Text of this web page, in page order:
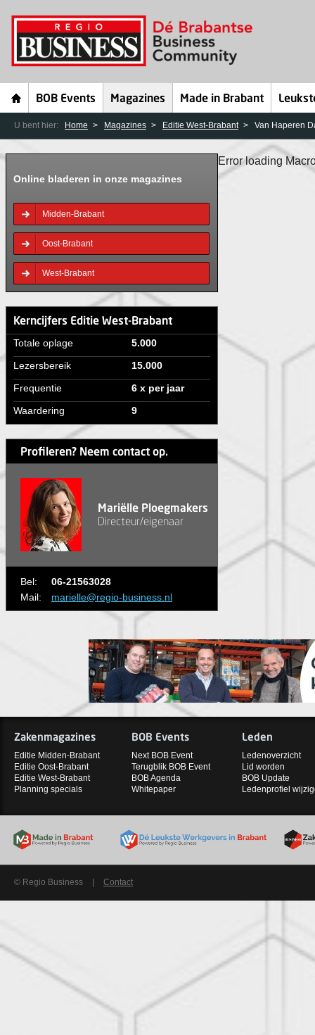
BOB Events Magazines Made in Brabant
U bent hier: Home Magazines Editie West-Brabant Van Haperen
Error loading
Online bladeren in onze magazines
Midden-Brabant
Oost-Brabant
West-Brabant
Kerncijfers Editie West-Brabant
Totale oplage
5.000
Lezersbereik
15.000
Frequentie
6 x per jaar
Waardering
9
Profileren? Neem contact op.
Mariëlle Ploegmakers
Directeur/eigenaar
Bel:
06-21563028
Mail:
marielle@regio-business.nl
Zakenmagazines
Editie Midden-Brabant
Editie Oost-Brabant
Editie West-Brabant
Planning specials
BOB Events
Next BOB Event
Terugblik BOB Event
BOB Agenda
Whitepaper
Leden
Ledenoverzicht
Lid worden
BOB Update
Ledenprofiel
© Regio Business Contact